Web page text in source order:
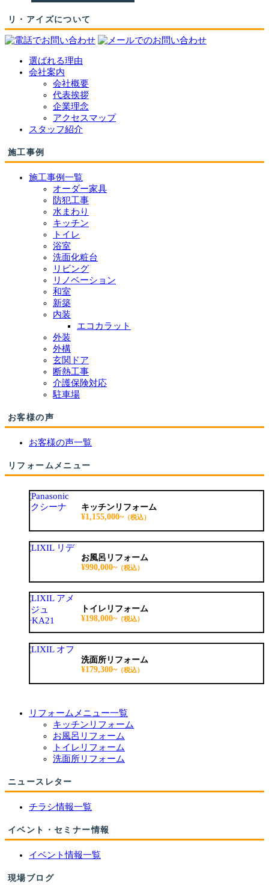
リ・アイズについて
選ばれる理由
会社案内
会社概要
代表挨拶
企業理念
アクセスマップ
スタッフ紹介
施工事例
施工事例一覧
オーダー家具
防犯工事
水まわり
キッチン
トイレ
浴室
洗面化粧台
リビング
リノベーション
和室
新築
内装
エコカラット
外装
外構
玄関ドア
断熱工事
介護保険対応
駐車場
お客様の声
お客様の声一覧
リフォームメニュー
キッチンリフォーム
¥1,155,000~（税込）
お風呂リフォーム
¥990,000~（税込）
トイレリフォーム
¥198,000~（税込）
洗面所リフォーム
¥179,300~（税込）
リフォームメニュー一覧
キッチンリフォーム
お風呂リフォーム
トイレリフォーム
洗面所リフォーム
ニュースレター
チラシ情報一覧
イベント・セミナー情報
イベント情報一覧
現場ブログ